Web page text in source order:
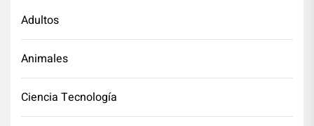
Adultos
Animales
Ciencia Tecnología